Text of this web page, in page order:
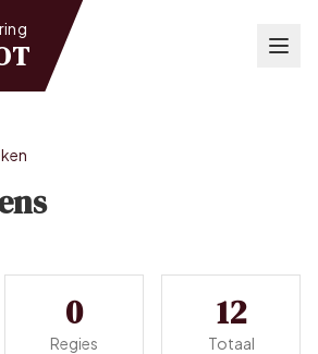
0
Regies
12
Totaal